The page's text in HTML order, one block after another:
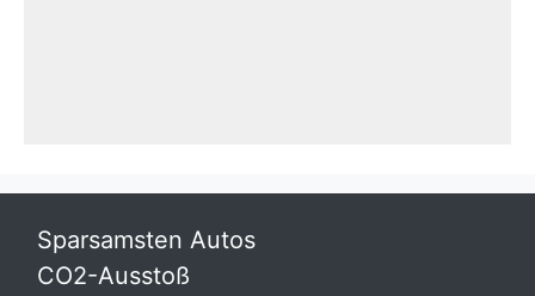
Sparsamsten Autos
CO2-Ausstoß